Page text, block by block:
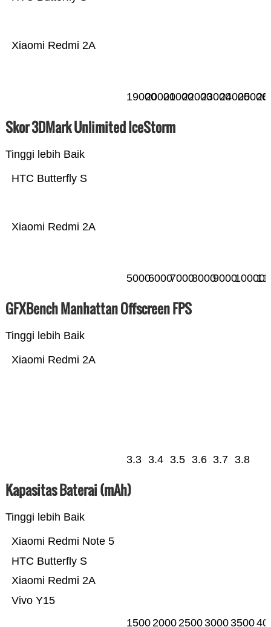
Xiaomi Redmi 2A
19000200002100022000230002400025000
Skor 3DMark Unlimited IceStorm
Tinggi lebih Baik
Xiaomi Redmi 2A
HTC Butterfly S
5000600070008000900010000
GFXBench Manhattan Offscreen FPS
Tinggi lebih Baik
Xiaomi Redmi 2A
3.3 3.4 3.5 3.6 3.7 3.8
Kapasitas Baterai (mAh)
Tinggi lebih Baik
Vivo Y15
Xiaomi Redmi 2A
HTC Butterfly S
Xiaomi Redmi Note 5
15002000250030003500